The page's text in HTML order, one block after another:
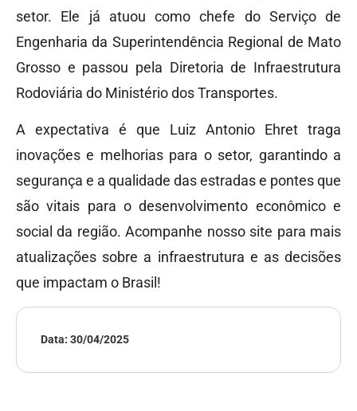
setor. Ele já atuou como chefe do Serviço de
Engenharia da Superintendência Regional de Mato
Grosso e passou pela Diretoria de Infraestrutura
Rodoviária do Ministério dos Transportes.
A expectativa é que Luiz Antonio Ehret traga
inovações e melhorias para o setor, garantindo a
segurança e a qualidade das estradas e pontes que
são vitais para o desenvolvimento econômico e
social da região. Acompanhe nosso site para mais
atualizações sobre a infraestrutura e as decisões
que impactam o Brasil!
Data: 30/04/2025